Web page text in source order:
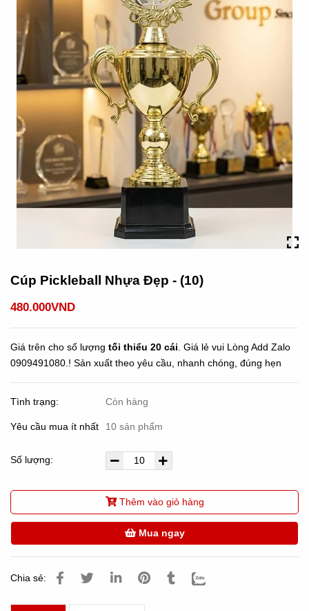
Cúp Pickleball Nhựa Đẹp - (10)
480.000VND
Giá trên cho số lượng tối thiểu 20 cái . Giá lẻ vui Lòng Add Zalo
0909491080.! Sản xuất theo yêu cầu, nhanh chóng, đúng hẹn
Tình trạng: Còn hàng
Yêu cầu mua ít nhất 10 sản phẩm
Số lượng:
Thêm vào giỏ hàng
Mua ngay
Chia sẻ: